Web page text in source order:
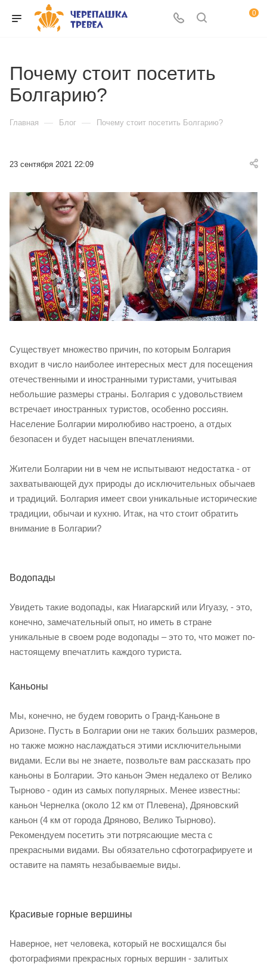
0
Почему стоит посетить
Болгарию?
Главная — Блог — Почему стоит посетить Болгарию?
23 сентября 2021 22:09
Существует множество причин, по которым Болгария
входит в число наиболее интересных мест для посещения
отечественными и иностранными туристами, учитывая
небольшие размеры страны. Болгария с удовольствием
встречает иностранных туристов, особенно россиян.
Население Болгарии миролюбиво настроено, а отдых
безопасен и будет насыщен впечатлениями.
Жители Болгарии ни в чем не испытывают недостатка - от
захватывающей дух природы до исключительных обычаев
и традиций. Болгария имеет свои уникальные исторические
традиции, обычаи и кухню. Итак, на что стоит обратить
внимание в Болгарии?
Водопады
Увидеть такие водопады, как Ниагарский или Игуазу, - это,
конечно, замечательный опыт, но иметь в стране
уникальные в своем роде водопады – это то, что может по-
настоящему впечатлить каждого туриста.
Каньоны
Мы, конечно, не будем говорить о Гранд-Каньоне в
Аризоне. Пусть в Болгарии они не таких больших размеров,
но также можно наслаждаться этими исключительными
видами. Если вы не знаете, позвольте вам рассказать про
каньоны в Болгарии. Это каньон Эмен недалеко от Велико
Тырново - один из самых популярных. Менее известны:
каньон Чернелка (около 12 км от Плевена), Дряновский
каньон (4 км от города Дряново, Велико Тырново).
Рекомендуем посетить эти потрясающие места с
прекрасными видами. Вы обязательно сфотографируете и
оставите на память незабываемые виды.
Красивые горные вершины
Наверное, нет человека, который не восхищался бы
фотографиями прекрасных горных вершин - залитых